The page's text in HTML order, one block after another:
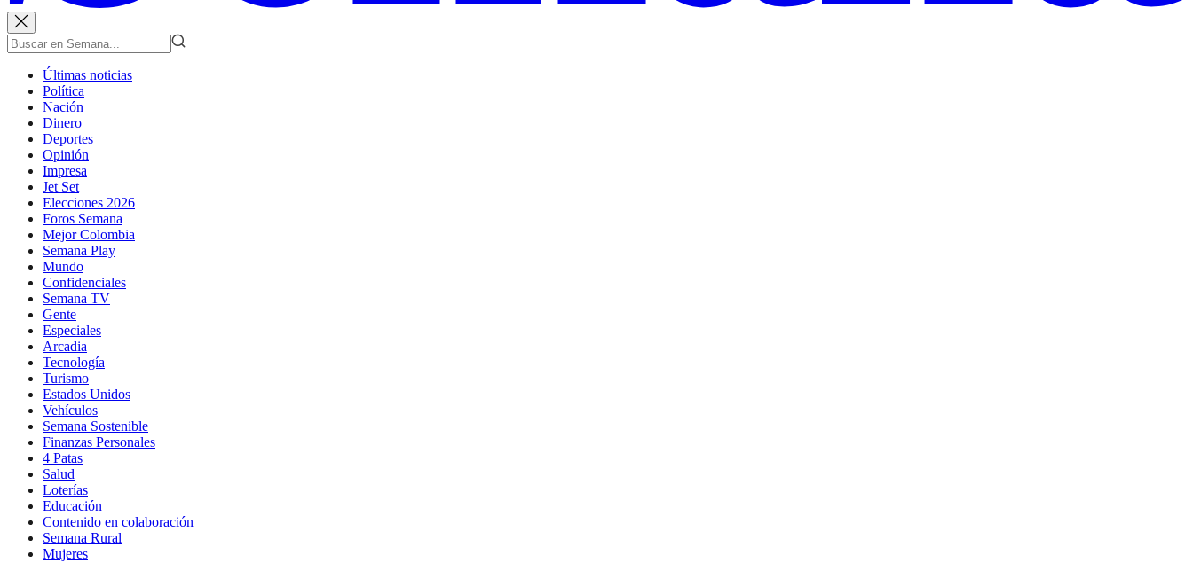
Últimas noticias
Política
Nación
Dinero
Deportes
Opinión
Impresa
Jet Set
Elecciones 2026
Foros Semana
Mejor Colombia
Semana Play
Mundo
Confidenciales
Semana TV
Gente
Especiales
Arcadia
Tecnología
Turismo
Estados Unidos
Vehículos
Semana Sostenible
Finanzas Personales
4 Patas
Salud
Loterías
Educación
Contenido en colaboración
Semana Rural
Mujeres